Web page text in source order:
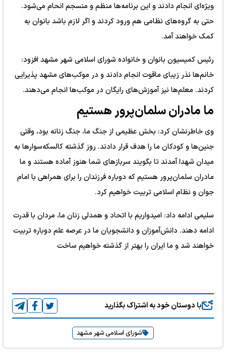
ویژه‌ای انجام دادند و این برنامه‌ها منظم و منسجم انحام می‌شود.
حتی به گروه‌های نظامی هم ورود کردند و اگر لازم باشد بانوان به
کمک خواهند آمد.
رئیس کمیسیون بانوان و خانواده شورای اسلامی شهر مشهد افزود:
خانم‌ها نذر زیبای ماقوت انجام دادند و در موکب‌های مشهد پذیرایی
کردند. معلم‌ها نیز آموزش‌های رایگان در موکب‌ها انجام می‌دهند.
ما مادران سلمان‌پرور هستیم
وی خاطرنشان کرد: بخش عظیمی از جنگ ما، جنگ زنانه بود، وقتی
جنین‌ها و کودکان ما را هدف قرار دادند. روز گذشته کالسکه‌سوار‌ها به
میدان شهدا آمدند تا بگویند سرباز‌های شما هنوز آماده هستند و ما
مادران سلمان‌پرور هستیم که دوباره فرزندان را برای همراهی با امام
جوان و نظام اسلامی تربیت خواهیم کرد.
سلیمی ادامه داد: امیدواریم با اتحاد و همدلی زنان ما، مردان با قدرت
ادامه دهند. دانش‌آموزان و دانشجویان ما در عرصه علم دوباره تربیت
خواهند شد و ما ایران را بهتر از گذشته خواهیم ساخت
با دوستان خود به اشتراک بگذارید
شورای اسلامی شهر مشهد